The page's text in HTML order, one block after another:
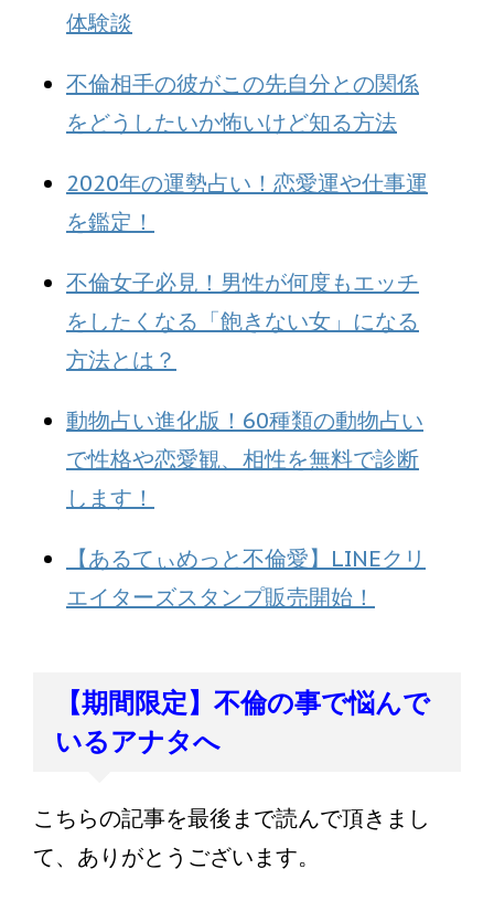
体験談
不倫相手の彼がこの先自分との関係
をどうしたいか怖いけど知る方法
2020年の運勢占い！恋愛運や仕事運
を鑑定！
不倫女子必見！男性が何度もエッチ
をしたくなる「飽きない女」になる
方法とは？
動物占い進化版！60種類の動物占い
で性格や恋愛観、相性を無料で診断
します！
【あるてぃめっと不倫愛】LINEクリ
エイターズスタンプ販売開始！
【期間限定】不倫の事で悩んで
いるアナタへ
こちらの記事を最後まで読んで頂きまし
て、ありがとうございます。